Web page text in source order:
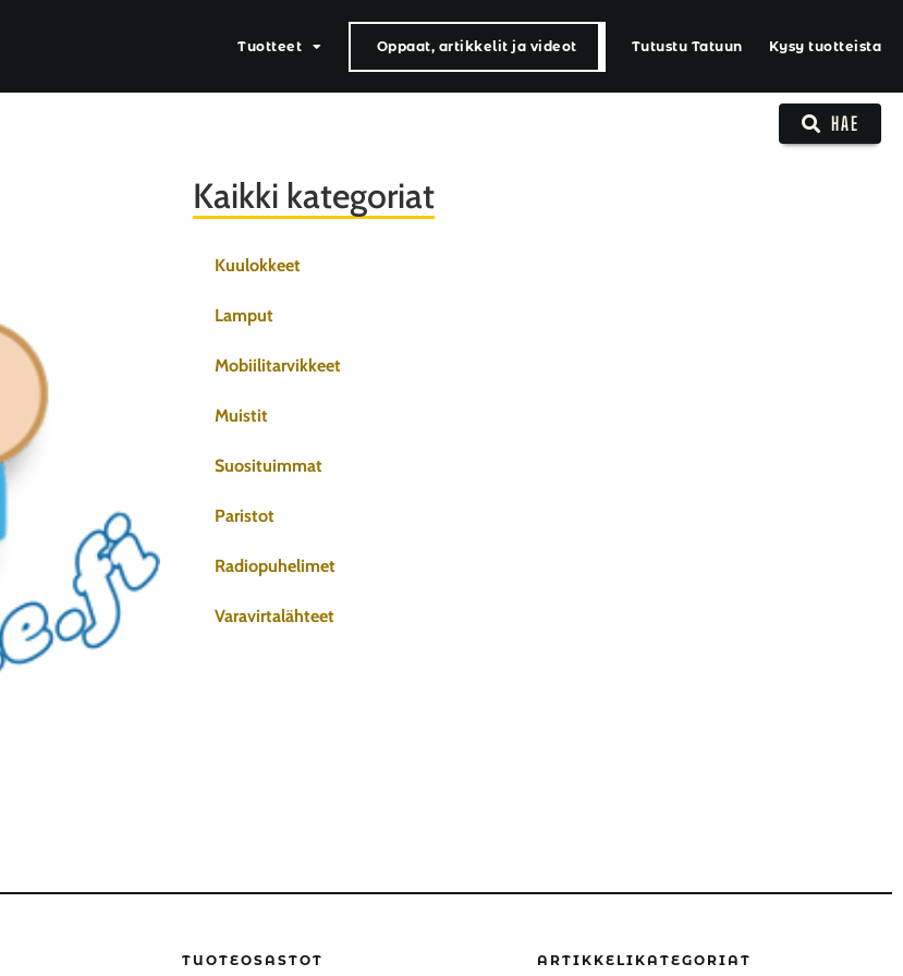
Tuotteet Oppaat, artikkelit ja videot Tutustu Tatuun Kysy tuotteista
HAE
Kaikki kategoriat
Kuulokkeet
Lamput
Mobiilitarvikkeet
Muistit
Suosituimmat
Paristot
Radiopuhelimet
Varavirtalähteet
TUOTEOSASTOT ARTIKKELIKATEGORIAT